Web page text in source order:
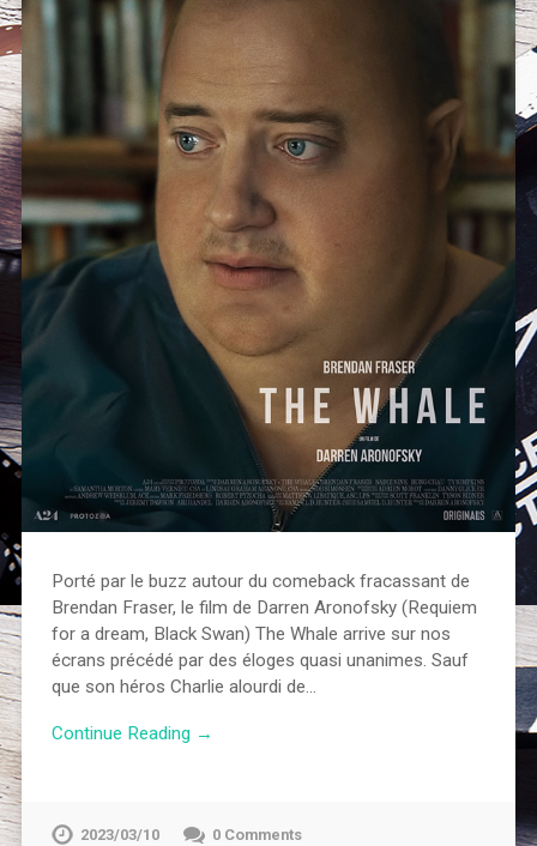
Porté par le buzz autour du comeback fracassant de
Brendan Fraser, le film de Darren Aronofsky (Requiem
for a dream, Black Swan) The Whale arrive sur nos
écrans précédé par des éloges quasi unanimes. Sauf
que son héros Charlie alourdi de…
Continue Reading →
2023/03/10 0 Comments